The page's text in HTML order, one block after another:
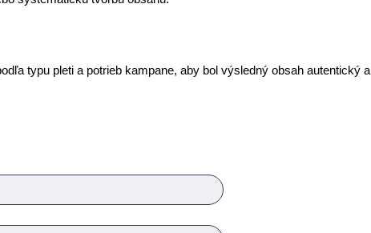
typu pleti a potrieb kampane, aby bol výsledný obsah autentický a